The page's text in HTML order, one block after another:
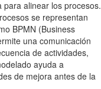
alinear los procesos.
se representan
BPMN (Business
una comunicación
de actividades,
ayuda a
de mejora antes de la